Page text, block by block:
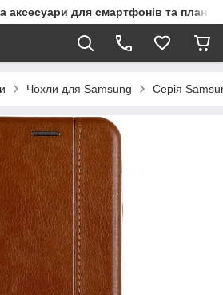
для смартфонів та
Чохли для Samsung Серія